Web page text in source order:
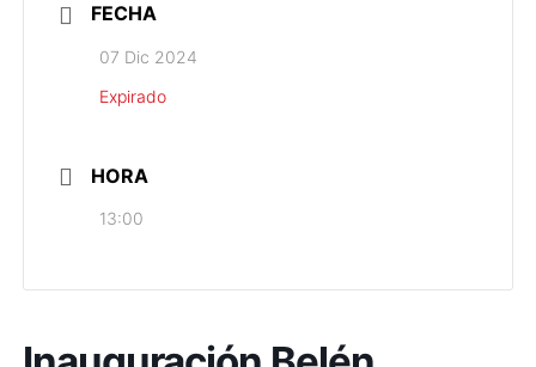
FECHA
07 Dic 2024
Expirado
HORA
13:00